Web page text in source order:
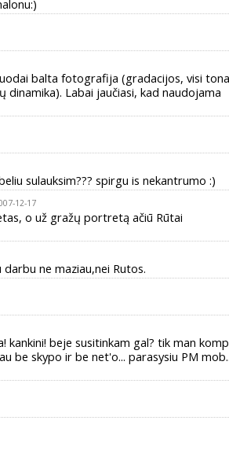
balta fotografija (gradacijos, visi
Labai jaučiasi, kad naudojama
sulauksim??? spirgu is nekantrumo :)
12-17
o už gražų portretą ačiū Rūtai
ne maziau,nei Rutos.
kankini! beje susitinkam gal? tik man
be skypo ir be net'o... parasysiu PM